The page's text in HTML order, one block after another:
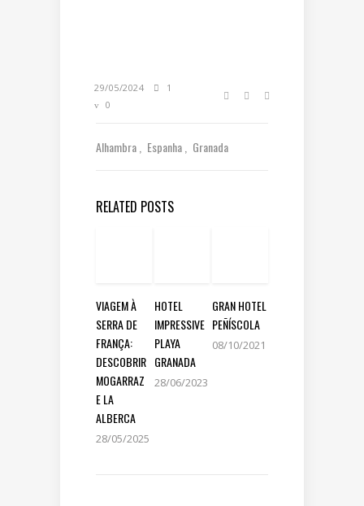
29/05/2024
1
0
Alhambra Espanha Granada
RELATED POSTS
VIAGEM À
SERRA DE
FRANÇA:
DESCOBRIR
MOGARRAZ
E LA
ALBERCA
28/05/2025
HOTEL
IMPRESSIVE
PLAYA
GRANADA
28/06/2023
GRAN HOTEL
PEÑÍSCOLA
08/10/2021